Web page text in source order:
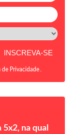
de Privacidade
na qual